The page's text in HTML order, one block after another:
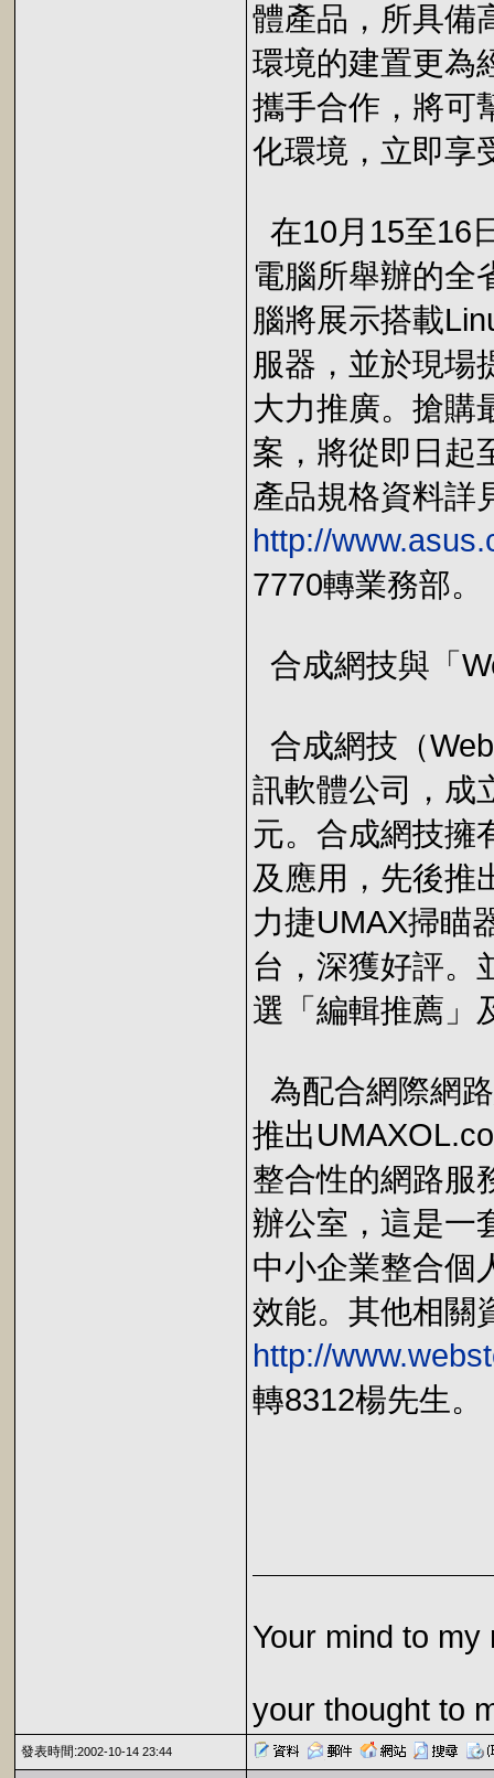
體產品，所具備
環境的建置更為
攜手合作，將可
化環境，立即享
在10月15至16
電腦所舉辦的全
腦將展示搭載
服器，並於現場
大力推廣。搶購
案，將從即日起
產品規格資料詳
http://
7770轉業務部。
合成網技與「
合成網技（
訊軟體公司，成
元。合成網技擁
及應用，先後推
力捷UMAX掃瞄
台，深獲好評。
選「編輯推薦」
為配合網際網
推出
整合性的網路服
辦公室，這是一
中小企業整合個
效能。其他相關
http://
轉8312楊先生。
Your mind to my
your thought to
發表時間:2002-10-14 23:44